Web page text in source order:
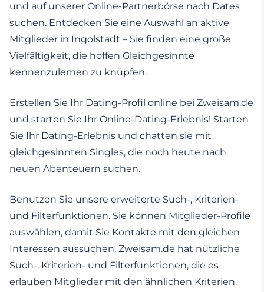
und auf unserer Online-Partnerbörse nach Dates
suchen. Entdecken Sie eine Auswahl an aktive
Mitglieder in Ingolstadt – Sie finden eine große
Vielfältigkeit, die hoffen Gleichgesinnte
kennenzulernen zu knüpfen.
Erstellen Sie Ihr Dating-Profil online bei Zweisam.de
und starten Sie Ihr Online-Dating-Erlebnis! Starten
Sie Ihr Dating-Erlebnis und chatten sie mit
gleichgesinnten Singles, die noch heute nach
neuen Abenteuern suchen.
Benutzen Sie unsere erweiterte Such-, Kriterien-
und Filterfunktionen. Sie können Mitglieder-Profile
auswählen, damit Sie Kontakte mit den gleichen
Interessen aussuchen. Zweisam.de hat nützliche
Such-, Kriterien- und Filterfunktionen, die es
erlauben Mitglieder mit den ähnlichen Kriterien.